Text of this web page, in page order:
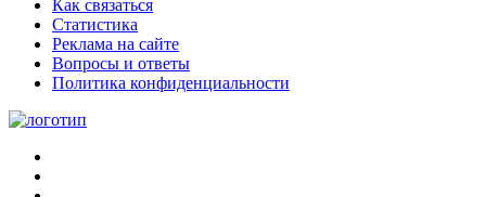
Как связаться
Статистика
Реклама на сайте
Вопросы и ответы
Политика конфиденциальности